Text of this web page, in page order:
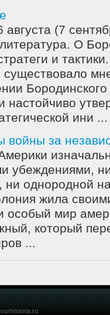
(7
О
и
существовало
настойчиво
ини ...
войны за
убеждениями,
ни однородной
жила
особый мир
который
...